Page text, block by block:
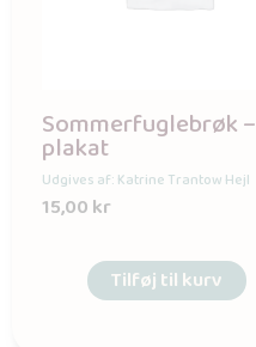
Sommerfuglebrøk –
plakat
Udgives af: Katrine Trantow Hejl
15,00kr
Tilføj til kurv